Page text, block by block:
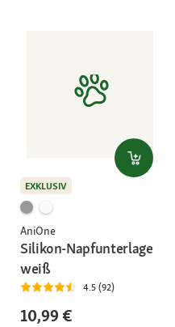
EXKLUSIV
AniOne
Silikon-Napfunterlage
weiß
4.5 (92)
10,99 €